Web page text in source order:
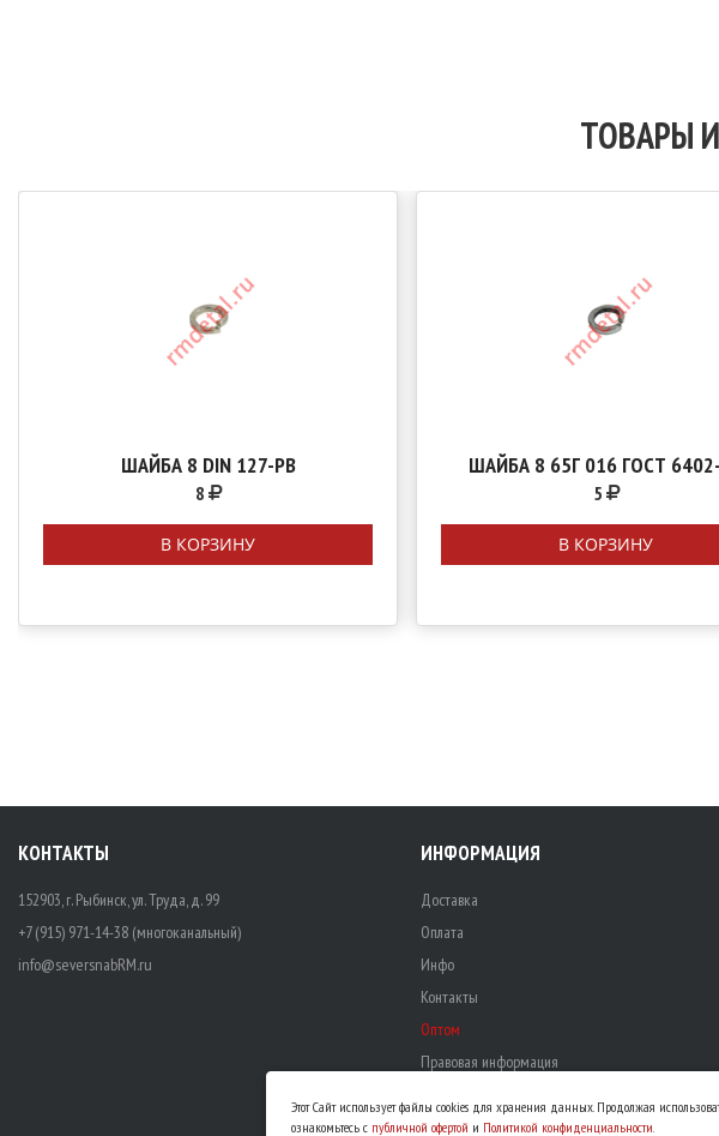
ТОВАРЫ
ШАЙБА 8 DIN 127-PB
8
В КОРЗИНУ
ШАЙБА 8 65Г 016 ГОСТ
5
В КОРЗИНУ
КОНТАКТЫ
152903, г. Рыбинск, ул. Труда, д. 99
+7 (915) 971-14-38 (многоканальный)
info@seversnabRM.ru
ИНФОРМАЦИЯ
Доставка
Оплата
Инфо
Контакты
Оптом
Правовая информация
Этот Сайт использует файлы cookies для хранения данных. Продолжая
ознакомьтесь с публичной офертой и Политикой конфиденциальности.